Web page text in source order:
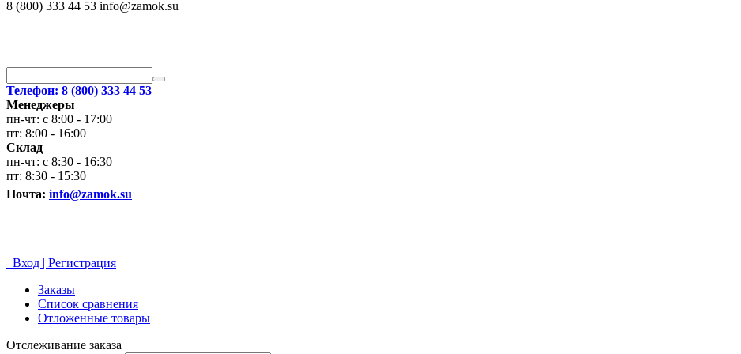
8 (800) 333 44 53 info@zamok.su
Телефон: 8 (800) 333 44 53
Менеджеры
пн-чт: с 8:00 - 17:00
пт: 8:00 - 16:00
Склад
пн-чт: с 8:30 - 16:30
пт: 8:30 - 15:30
Почта: info@zamok.su
Вход | Регистрация
Заказы
Список сравнения
Отложенные товары
Отслеживание заказа